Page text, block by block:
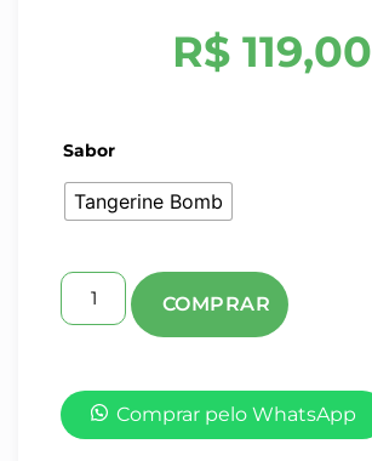
R$119,00
Sabor
Tangerine Bomb
Comprar pelo WhatsApp